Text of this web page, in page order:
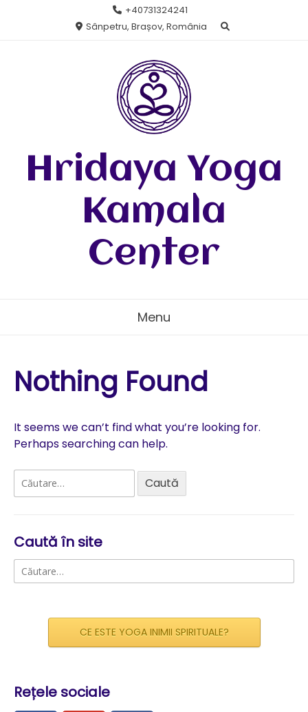
+40731324241
Sânpetru, Brașov, România
Hridaya Yoga
Kamala
Center
Menu
Nothing Found
It seems we can’t find what you’re looking for.
Perhaps searching can help.
Caută
după:
Caută în site
Caută
după:
CE ESTE YOGA INIMII SPIRITUALE?
Rețele sociale